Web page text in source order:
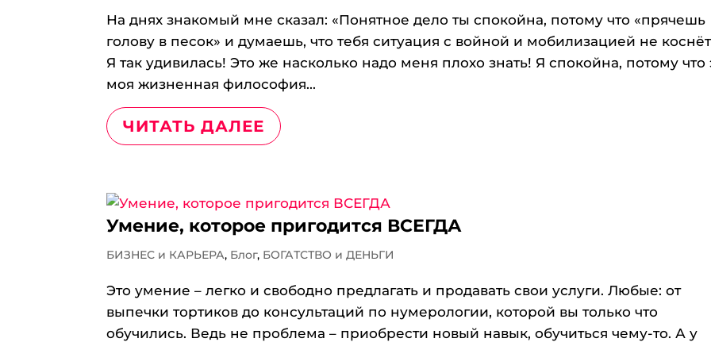
На днях знакомый мне сказал: «Понятное дело ты спокойна, потому что «прячешь
голову в песок» и думаешь, что тебя ситуация с войной и мобилизацией не
Я так удивилась! Это же насколько надо меня плохо знать! Я спокойна, потому что
моя жизненная философия...
ЧИТАТЬ ДАЛЕЕ
Умение, которое пригодится ВСЕГДА
БИЗНЕС и КАРЬЕРА, Блог, БОГАТСТВО и ДЕНЬГИ
Это умение – легко и свободно предлагать и продавать свои услуги. Любые: от
выпечки тортиков до консультаций по нумерологии, которой вы только что
обучились. Ведь не проблема – приобрести новый навык, обучиться чему-то. А у